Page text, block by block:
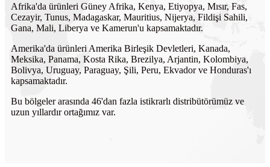
Afrika'da ürünleri Güney Afrika, Kenya, Etiyopya, Mısır, Fas,
Cezayir, Tunus, Madagaskar, Mauritius, Nijerya, Fildişi Sahili,
Gana, Mali, Liberya ve Kamerun'u kapsamaktadır.
Amerika'da ürünleri Amerika Birleşik Devletleri, Kanada,
Meksika, Panama, Kosta Rika, Brezilya, Arjantin, Kolombiya,
Bolivya, Uruguay, Paraguay, Şili, Peru, Ekvador ve Honduras'ı
kapsamaktadır.
Bu bölgeler arasında 46'dan fazla istikrarlı distribütörümüz ve
uzun yıllardır ortağımız var.